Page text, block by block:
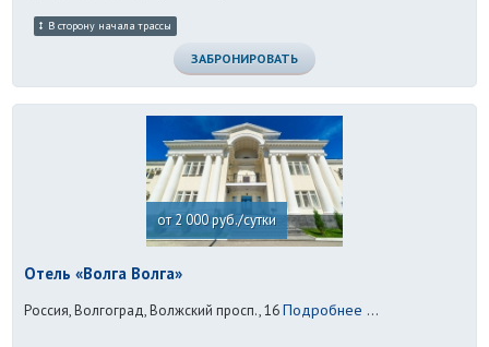
В сторону начала трассы
ЗАБРОНИРОВАТЬ
от 2 000 руб./сутки
Отель «Волга Волга»
Россия, Волгоград, Волжский просп., 16Подробнее ...